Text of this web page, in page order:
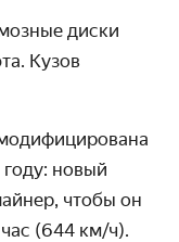
диски
Кузов
новый
чтобы он
(644 км/ч).